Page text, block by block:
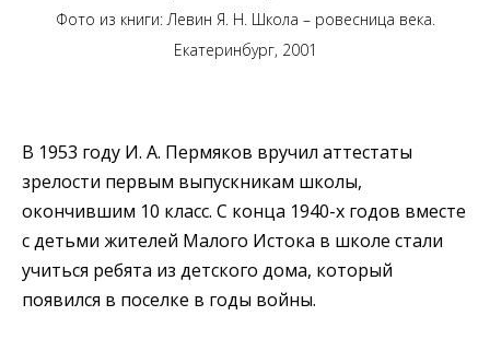
Фото из книги: Левин Я. Н. Школа – ровесница века.
Екатеринбург, 2001
В 1953 году И. А. Пермяков вручил аттестаты
зрелости первым выпускникам школы,
окончившим 10 класс. С конца 1940-х годов вместе
с детьми жителей Малого Истока в школе стали
учиться ребята из детского дома, который
появился в поселке в годы войны.